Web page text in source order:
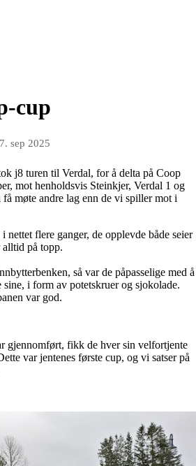
cup
sep 2025
j8 turen til Verdal, for å delta på Coop
mot henholdsvis Steinkjer, Verdal 1 og
møte andre lag enn de vi spiller mot i
nettet flere ganger, de opplevde både seier
på topp.
så var de påpasselige med å
i form av potetskruer og sjokolade.
var god.
gjennomført, fikk de hver sin velfortjente
var jentenes første cup, og vi satser på